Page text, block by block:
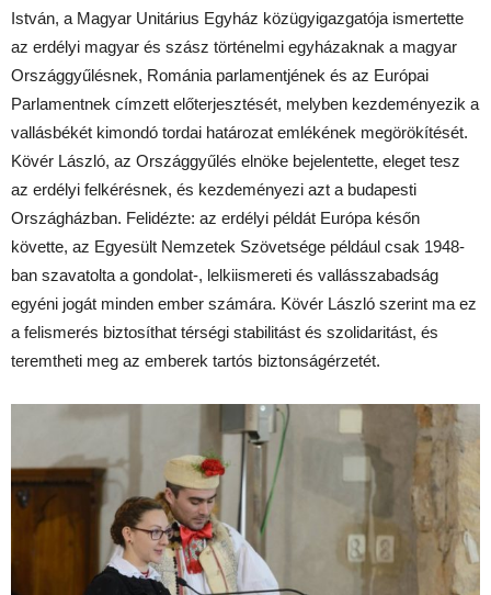
István, a Magyar Unitárius Egyház közügyigazgatója ismertette
az erdélyi magyar és szász történelmi egyházaknak a magyar
Országgyűlésnek, Románia parlamentjének és az Európai
Parlamentnek címzett előterjesztését, melyben kezdeményezik a
vallásbékét kimondó tordai határozat emlékének megörökítését.
Kövér László, az Országgyűlés elnöke bejelentette, eleget tesz
az erdélyi felkérésnek, és kezdeményezi azt a budapesti
Országházban. Felidézte: az erdélyi példát Európa későn
követte, az Egyesült Nemzetek Szövetsége például csak 1948-
ban szavatolta a gondolat-, lelkiismereti és vallásszabadság
egyéni jogát minden ember számára. Kövér László szerint ma ez
a felismerés biztosíthat térségi stabilitást és szolidaritást, és
teremtheti meg az emberek tartós biztonságérzetét.